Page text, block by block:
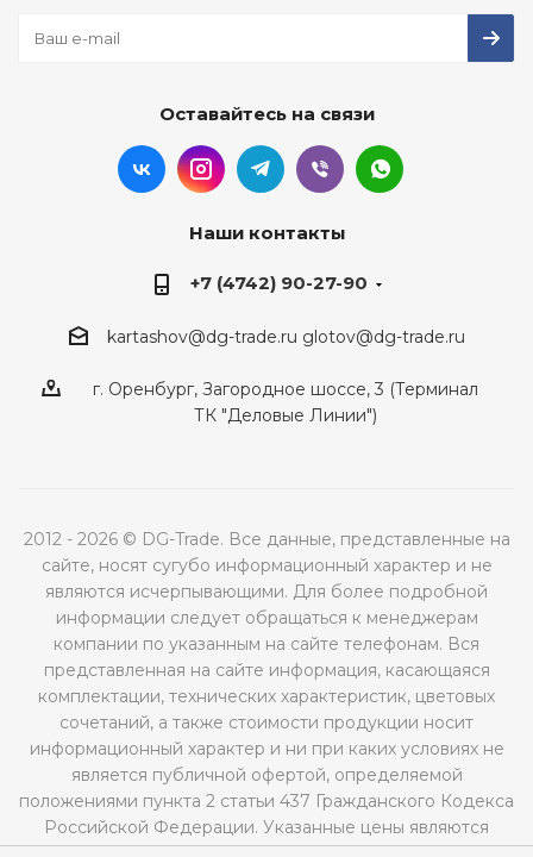
Оставайтесь на связи
Наши контакты
+7 (4742) 90-27-90
kartashov@dg-trade.ru glotov@dg-trade.ru
г. Оренбург, Загородное шоссе, 3 (Терминал
ТК "Деловые Линии")
2012 - 2026 © DG-Trade. Все данные, представленные на
сайте, носят сугубо информационный характер и не
являются исчерпывающими. Для более подробной
информации следует обращаться к менеджерам
компании по указанным на сайте телефонам. Вся
представленная на сайте информация, касающаяся
комплектации, технических характеристик, цветовых
сочетаний, а также стоимости продукции носит
информационный характер и ни при каких условиях не
является публичной офертой, определяемой
положениями пункта 2 статьи 437 Гражданского Кодекса
Российской Федерации. Указанные цены являются